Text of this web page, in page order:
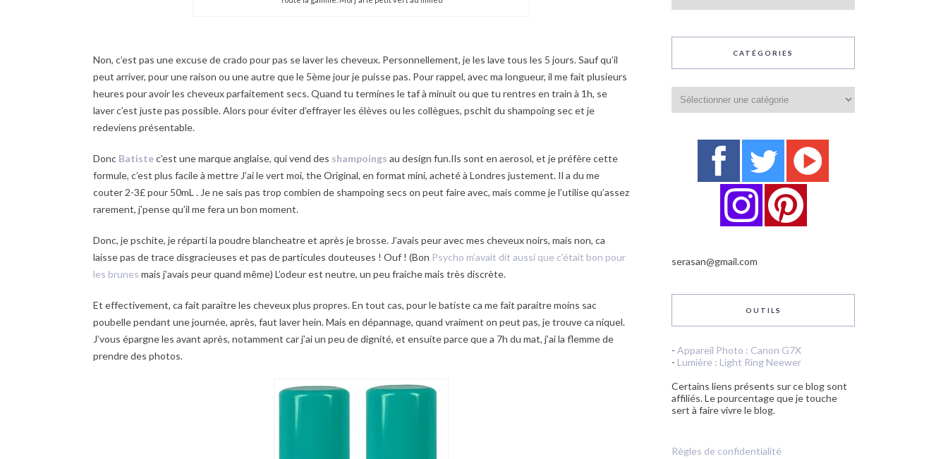
Non, c’est pas une excuse de crado pour pas se laver les cheveux. Personnellement, je les lave tous les 5 jours. Sauf qu’il
peut arriver, pour une raison ou une autre que le 5ème jour je puisse pas. Pour rappel, avec ma longueur, il me fait plusieurs
heures pour avoir les cheveux parfaitement secs. Quand tu termines le taf à minuit ou que tu rentres en train à 1h, se
laver c’est juste pas possible. Alors pour éviter d’effrayer les élèves ou les collègues, pschit du shampoing sec et je
redeviens présentable.
Donc Batistec’est une marque anglaise, qui vend des shampoings au design fun.Ils sont en aerosol, et je préfère cette
formule, c’est plus facile à mettre J’ai le vert moi, the Original, en format mini, acheté à Londres justement. Il a du me
couter 2-3£ pour 50mL . Je ne sais pas trop combien de shampoing secs on peut faire avec, mais comme je l’utilise qu’assez
rarement, j’pense qu’il me fera un bon moment.
Donc, je pschite, je réparti la poudre blancheatre et après je brosse. J’avais peur avec mes cheveux noirs, mais non, ca
laisse pas de trace disgracieuses et pas de particules douteuses ! Ouf ! (Bon Psycho m’avait dit aussi que c’était bon pour
les brunes mais j’avais peur quand même) L’odeur est neutre, un peu fraiche mais très discrète.
Et effectivement, ca fait paraitre les cheveux plus propres. En tout cas, pour le batiste ca me fait paraitre moins sac
poubelle pendant une journée, après, faut laver hein. Mais en dépannage, quand vraiment on peut pas, je trouve ca niquel.
J’vous épargne les avant après, notamment car j’ai un peu de dignité, et ensuite parce que a 7h du mat, j’ai la flemme de
prendre des photos.
CATÉGORIES
serasan@gmail.com
OUTILS
- Appareil Photo : Canon G7X
- Lumière : Light Ring Neewer
Certains liens présents sur ce blog sont
affiliés. Le pourcentage que je touche
sert à faire vivre le blog.
Règles de confidentialité